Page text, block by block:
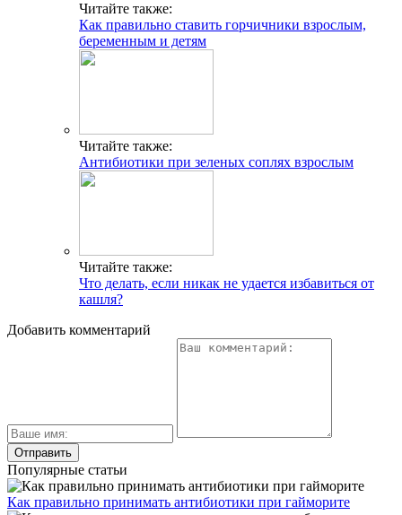
Читайте также:
Как правильно ставить горчичники взрослым,
беременным и детям
Читайте также:
Антибиотики при зеленых соплях взрослым
Читайте также:
Что делать, если никак не удается избавиться от
кашля?
Добавить комментарий
Популярные статьи
Как правильно принимать антибиотики при гайморите